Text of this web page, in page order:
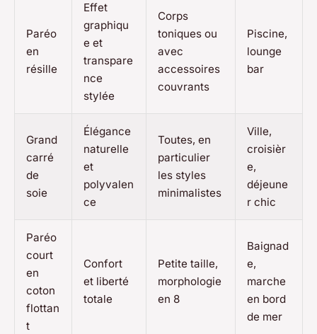
Paréo
en
résille
Effet
graphiqu
e et
transpare
nce
stylée
Corps
toniques ou
avec
accessoires
couvrants
Piscine,
lounge
bar
Grand
carré
de
soie
Élégance
naturelle
et
polyvalen
ce
Toutes, en
particulier
les styles
minimalistes
Ville,
croisièr
e,
déjeune
r chic
Paréo
court
en
coton
flottan
t
Confort
et liberté
totale
Petite taille,
morphologie
en 8
Baignad
e,
marche
en bord
de mer